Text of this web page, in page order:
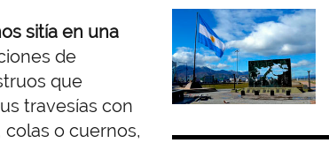
sitía en una
de
que
travesías con
o cuernos,
Imagen